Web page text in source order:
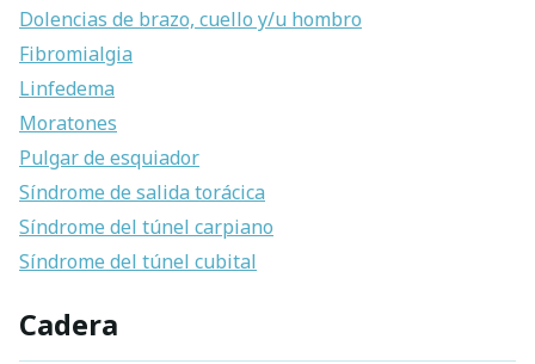
Dolencias de brazo, cuello y/u hombro
Fibromialgia
Linfedema
Moratones
Pulgar de esquiador
Síndrome de salida torácica
Síndrome del túnel carpiano
Síndrome del túnel cubital
Cadera